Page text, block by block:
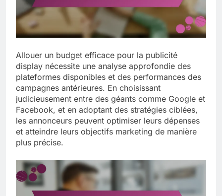
Allouer un budget efficace pour la publicité
display nécessite une analyse approfondie des
plateformes disponibles et des performances des
campagnes antérieures. En choisissant
judicieusement entre des géants comme Google et
Facebook, et en adoptant des stratégies ciblées,
les annonceurs peuvent optimiser leurs dépenses
et atteindre leurs objectifs marketing de manière
plus précise.